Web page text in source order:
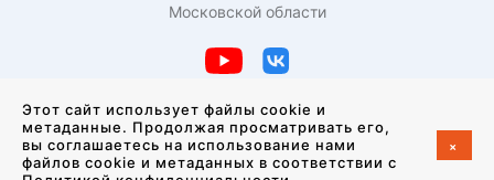
Московской области
Политика конфиденциальности
Создание сайта —студия VisualWeb
Этот сайт использует файлы cookie и
метаданные. Продолжая просматривать его,
вы соглашаетесь на использование нами
файлов cookie и метаданных в соответствии с
+